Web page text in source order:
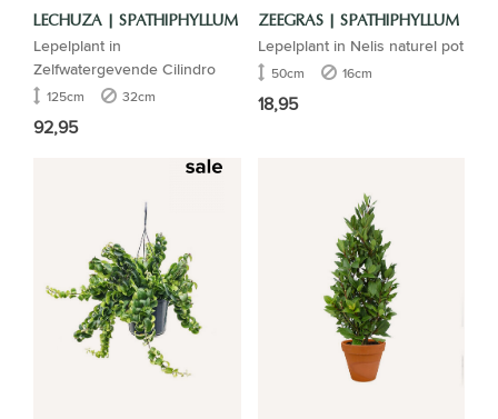
LECHUZA | SPATHIPHYLLUM
Lepelplant in
Zelfwatergevende Cilindro
125cm 32cm
92,95
ZEEGRAS | SPATHIPHYLLUM
Lepelplant in Nelis naturel pot
50cm 16cm
18,95